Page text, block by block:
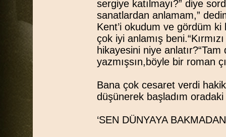
sergiye katılmayı?” diye
sanatlardan anlamam,”
Kent’i okudum ve gördüm
çok iyi anlamış
hikayesini niye
yazmışsın,böyle bir roman
Bana çok cesaret verdi
düşünerek başladım
‘SEN DÜNYAYA